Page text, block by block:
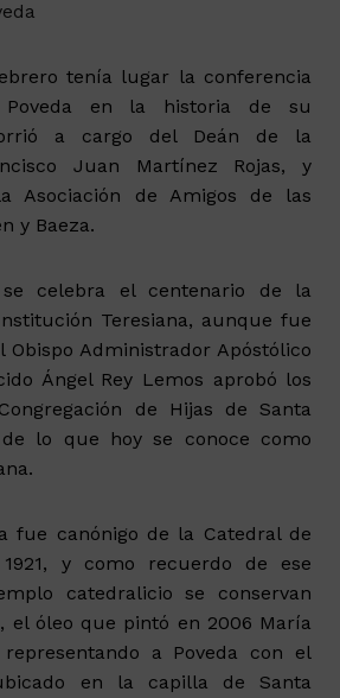
tenía lugar la conferencia
Poveda en la historia de su
a cargo del Deán de la
Juan Martínez Rojas, y
Asociación de Amigos de las
y Baeza.
celebra el centenario de la
Teresiana, aunque fue
Obispo Administrador Apóstólico
Ángel Rey Lemos aprobó los
de Hijas de Santa
de lo que hoy se conoce como
fue canónigo de la Catedral de
y como recuerdo de ese
catedralicio se conservan
el óleo que pintó en 2006 María
representando a Poveda con el
en la capilla de Santa